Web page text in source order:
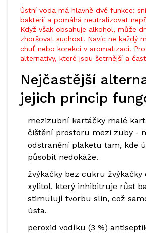
Ústní voda má hlavně dvě funkce:
bakterií a pomáhá neutralizovat
Když však obsahuje alkohol, může
zhoršovat suchost. Navíc ne každý
chuť nebo korekci v aromatizaci.
alternativy, které jsou šetrnější a
Nejčastější
jejich princip
mezizubní kartáčky malé
čištění prostoru mezi zuby -
odstranění plaketu tam, kde
působit nedokáže.
žvýkačky bez cukru žvýkačky
xylitol, který inhibitruje růst
stimulují tvorbu slin, což
ústa.
peroxid vodíku (3 %)